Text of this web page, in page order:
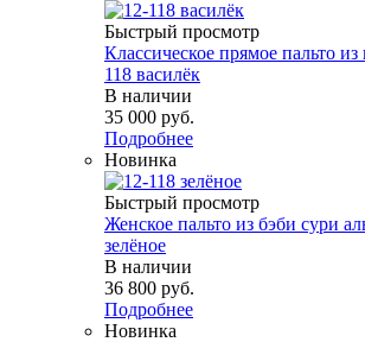
Быстрый просмотр
Классическое прямое пальто
118 василёк
В наличии
35 000 руб.
Подробнее
Новинка
Быстрый просмотр
Женское пальто из бэби сури
зелёное
В наличии
36 800 руб.
Подробнее
Новинка